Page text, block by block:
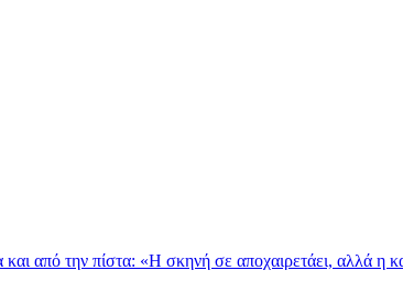
από την πίστα: «H σκηνή σε αποχαιρετάει, αλλά η